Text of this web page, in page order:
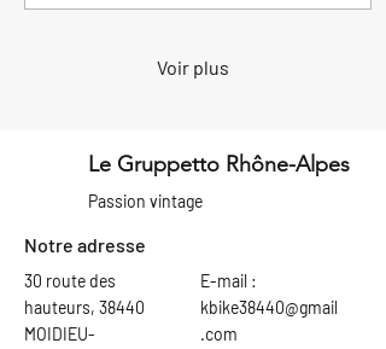
représentants du club ont
ambiances, mais toujours la
même passion du vélo et la
même convivialité qui
belle journée...
Voir plus
Le Gruppetto Rhône-Alpes
Passion vintage
Notre adresse
30 route des
hauteurs, 38440
MOIDIEU-
E-mail :
kbike38440@gmail
.com